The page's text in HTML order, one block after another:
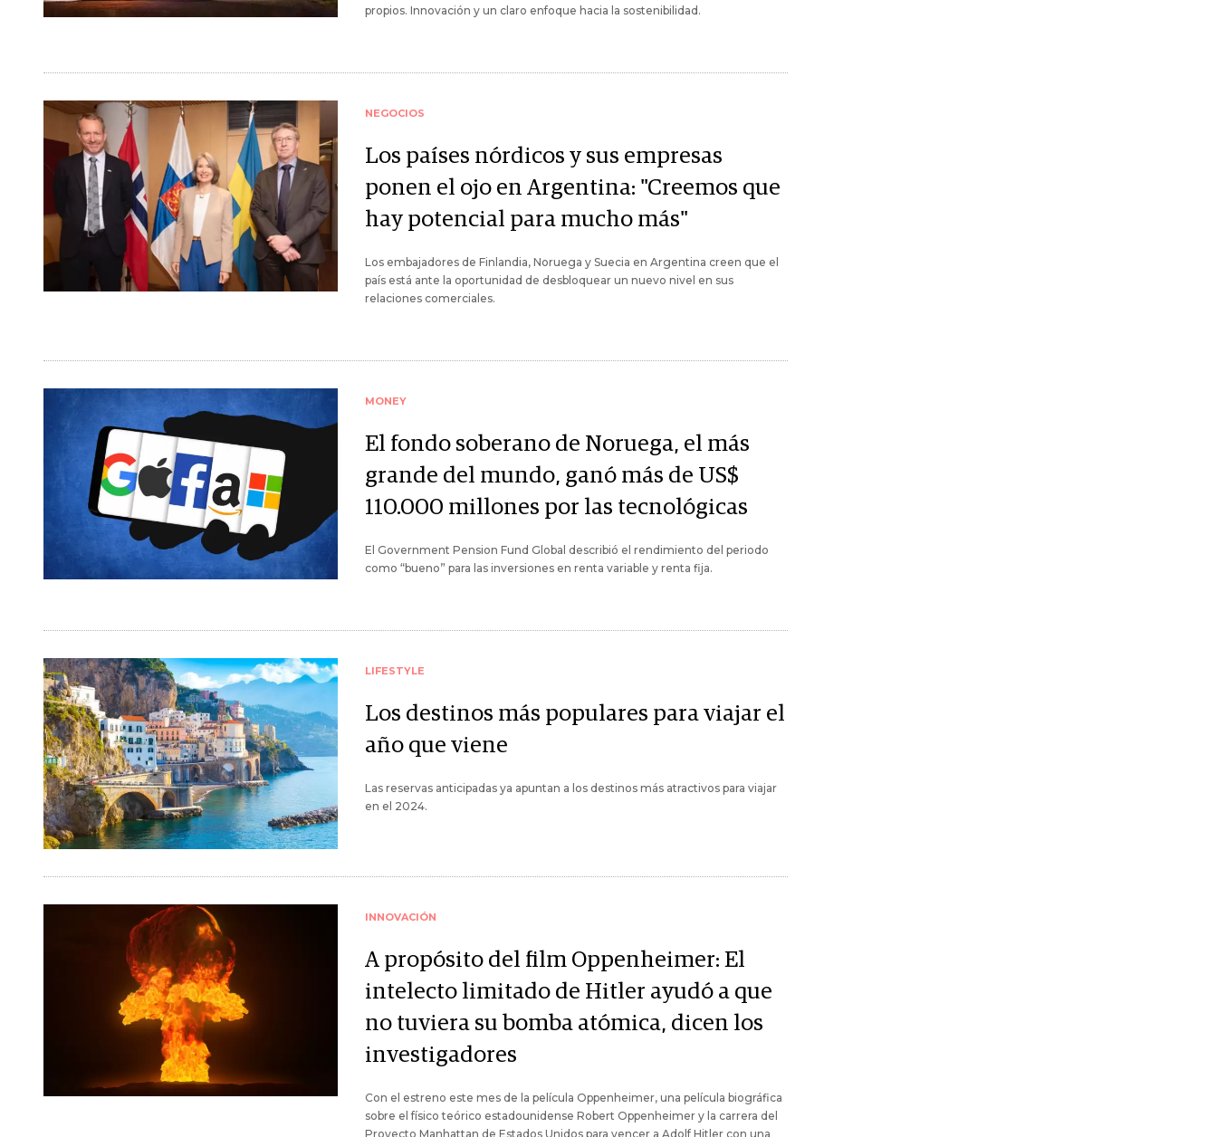
propios. Innovación y un claro enfoque hacia la sostenibilidad.
NEGOCIOS
Los países nórdicos y sus empresas
ponen el ojo en Argentina: "Creemos que
hay potencial para mucho más"
Los embajadores de Finlandia, Noruega y Suecia en Argentina creen que el
país está ante la oportunidad de desbloquear un nuevo nivel en sus
relaciones comerciales.
MONEY
El fondo soberano de Noruega, el más
grande del mundo, ganó más de US$
110.000 millones por las tecnológicas
El Government Pension Fund Global describió el rendimiento del periodo
como “bueno” para las inversiones en renta variable y renta fija.
LIFESTYLE
Los destinos más populares para viajar el
año que viene
Las reservas anticipadas ya apuntan a los destinos más atractivos para viajar
en el 2024.
INNOVACIÓN
A propósito del film Oppenheimer: El
intelecto limitado de Hitler ayudó a que
no tuviera su bomba atómica, dicen los
investigadores
Con el estreno este mes de la película Oppenheimer, una película biográfica
sobre el físico teórico estadounidense Robert Oppenheimer y la carrera del
Proyecto Manhattan de Estados Unidos para vencer a Adolf Hitler con una